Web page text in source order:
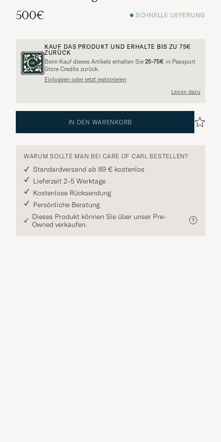
500€
SCHNELLE LIEFERUNG
KAUF DAS PRODUKT UND ERHALTE BIS ZU 75€
ZURÜCK
Beim Kauf dieses Artikels erhalten Sie 25-75€ in Passport
Store Credits zurück.
Einloggen oder jetzt registrieren
Lesen dazu
IN DEN WARENKORB
WARUM SOLLTE MAN BEI CARE OF CARL BESTELLEN?
Standardversand ab 89 € kostenlos
Lieferzeit 2-5 Werktage
Kostenlose Rücksendung
Persönliche Beratung
Dieses Produkt können Sie über unser Pre-
Owned verkaufen.